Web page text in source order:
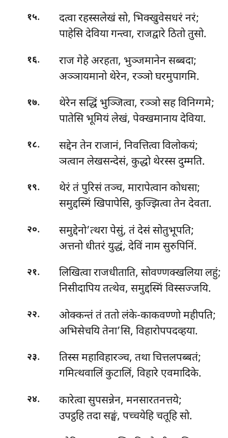
१५.
दत्वा रहस्सलेखं सो, भिक्खुवेसधरं नरं;
पाहेसि देविया गन्त्वा, राजद्वारे ठितो तुसो.
१६.
राज गेहे अरहता, भुञ्जमानेन सब्बदा;
अञ्ञायमानो थेरेन, रञ्ञो घरमुपागमि.
१७.
थेरेन सद्धिं भुञ्जित्वा, रञ्ञो सह विनिग्गमे;
पातेसि भूमियं लेखं, पेक्खमानाय देविया.
१८.
सद्देन तेन राजानं, निवत्तित्वा विलोकयं;
ञत्वान लेखसन्देसं, कुद्धो थेरस्स दुम्मति.
१९.
थेरं तं पुरिसं तञ्च, मारापेत्वान कोधसा;
समुद्दस्मिं खिपापेसि, कुज्झित्वा तेन देवता.
२०.
समुद्देनो’त्थरा पेसुं, तं देसं सोतुभूपति;
अत्तनो धीतरं युद्धं, देविं नाम सुरुपिनिं.
२१.
लिखित्वा राजधीताति, सोवण्णक्खलिया लहुं;
निसीदापिय तत्थेव, समुद्दस्मिं विस्सज्जयि.
२२. ओक्कन्तंतं ततो लंके-काकवण्णो महीपति;
अभिसेचयि तेना’सि, विहारोपपदव्हया.
२३.
तिस्स महाविहारञ्च, तथा चित्तलपब्बतं;
गमित्थवालिं कुटालिं, विहारे एवमादिके.
२४.
कारेत्वा सुपसन्नेन, मनसारतनत्तये;
उपट्ठहि तदा सङ्घं, पच्चयेहि चतूहि सो.